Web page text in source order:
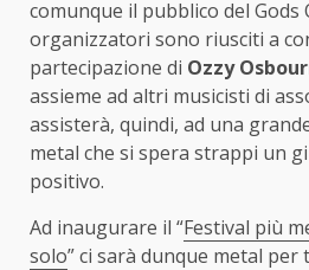
comunque il pubblico del Gods
organizzatori sono riusciti a
partecipazione di Ozzy
assieme ad altri musicisti di
assisterà, quindi, ad una
metal che si spera strappi un
positivo.
Ad inaugurare il “Festival più
solo” ci sarà dunque metal per